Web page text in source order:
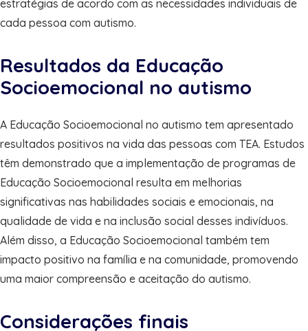
estratégias de acordo com as necessidades individuais de
cada pessoa com autismo.
Resultados da Educação
Socioemocional no autismo
A Educação Socioemocional no autismo tem apresentado
resultados positivos na vida das pessoas com TEA. Estudos
têm demonstrado que a implementação de programas de
Educação Socioemocional resulta em melhorias
significativas nas habilidades sociais e emocionais, na
qualidade de vida e na inclusão social desses indivíduos.
Além disso, a Educação Socioemocional também tem
impacto positivo na família e na comunidade, promovendo
uma maior compreensão e aceitação do autismo.
Considerações finais